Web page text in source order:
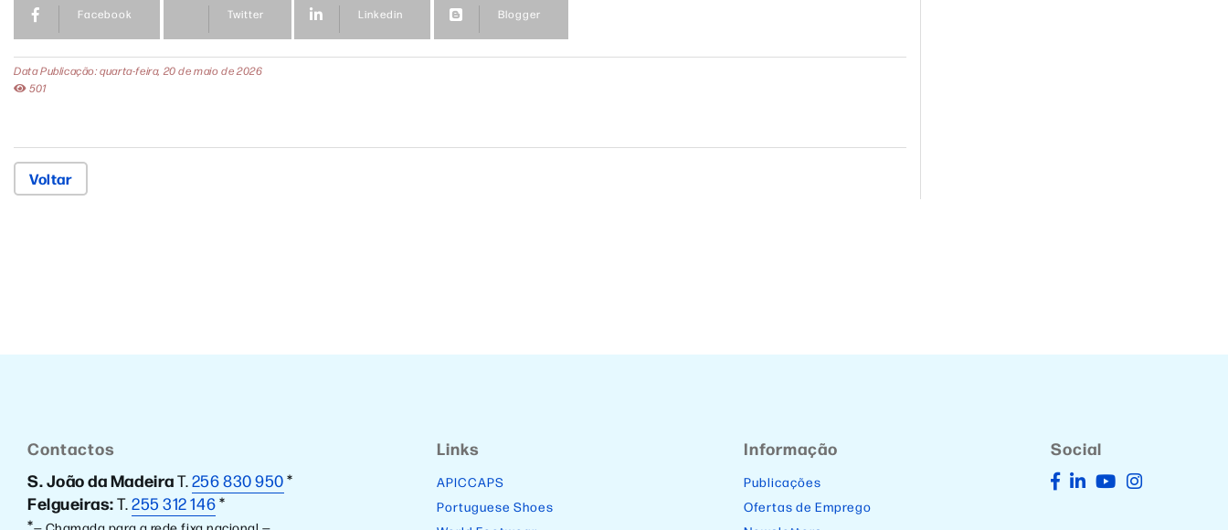
Facebook Twitter Linkedin Blogger
Data Publicação: quarta-feira, 20 de maio de 2026
501
Voltar
Contactos
S. João da MadeiraT.256 830 950*
Felgueiras:T.255 312 146*
Links
APICCAPS
Portuguese Shoes
Informação
Publicações
Ofertas de Emprego
Social